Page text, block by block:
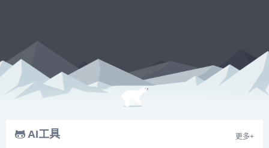
AI工具 更多+